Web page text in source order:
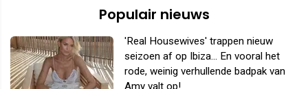
Populair nieuws
'Real Housewives' trappen nieuw
seizoen af op Ibiza... En vooral het
rode, weinig verhullende badpak van
Amy valt op!